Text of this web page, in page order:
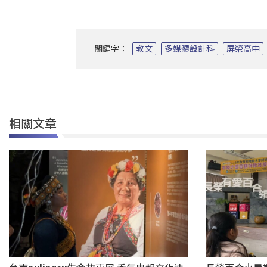
關鍵字： 教文 多媒體設計科 屏榮高中
相關文章